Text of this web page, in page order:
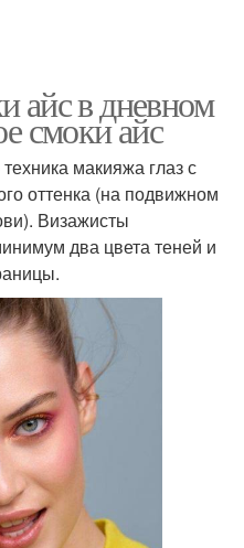
айс в дневном
смоки айс
макияжа глаз с
оттенка (на подвижном
Визажисты
два цвета теней и